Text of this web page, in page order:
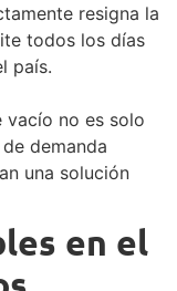
resigna la
todos los días
país.
vacío no es solo
demanda
una solución
en el